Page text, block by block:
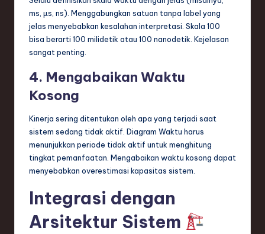
ms, µs, ns). Menggabungkan satuan tanpa label yang
jelas menyebabkan kesalahan interpretasi. Skala 100
bisa berarti 100 milidetik atau 100 nanodetik. Kejelasan
sangat penting.
4. Mengabaikan Waktu
Kosong
Kinerja sering ditentukan oleh apa yang terjadi saat
sistem sedang tidak aktif. Diagram Waktu harus
menunjukkan periode tidak aktif untuk menghitung
tingkat pemanfaatan. Mengabaikan waktu kosong dapat
menyebabkan overestimasi kapasitas sistem.
Integrasi dengan
Arsitektur Sistem